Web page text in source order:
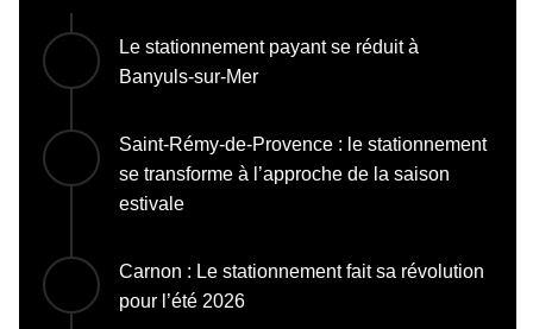
Le stationnement payant se réduit à
Banyuls-sur-Mer
Saint-Rémy-de-Provence : le stationnement
se transforme à l’approche de la saison
estivale
Carnon : Le stationnement fait sa révolution
pour l’été 2026